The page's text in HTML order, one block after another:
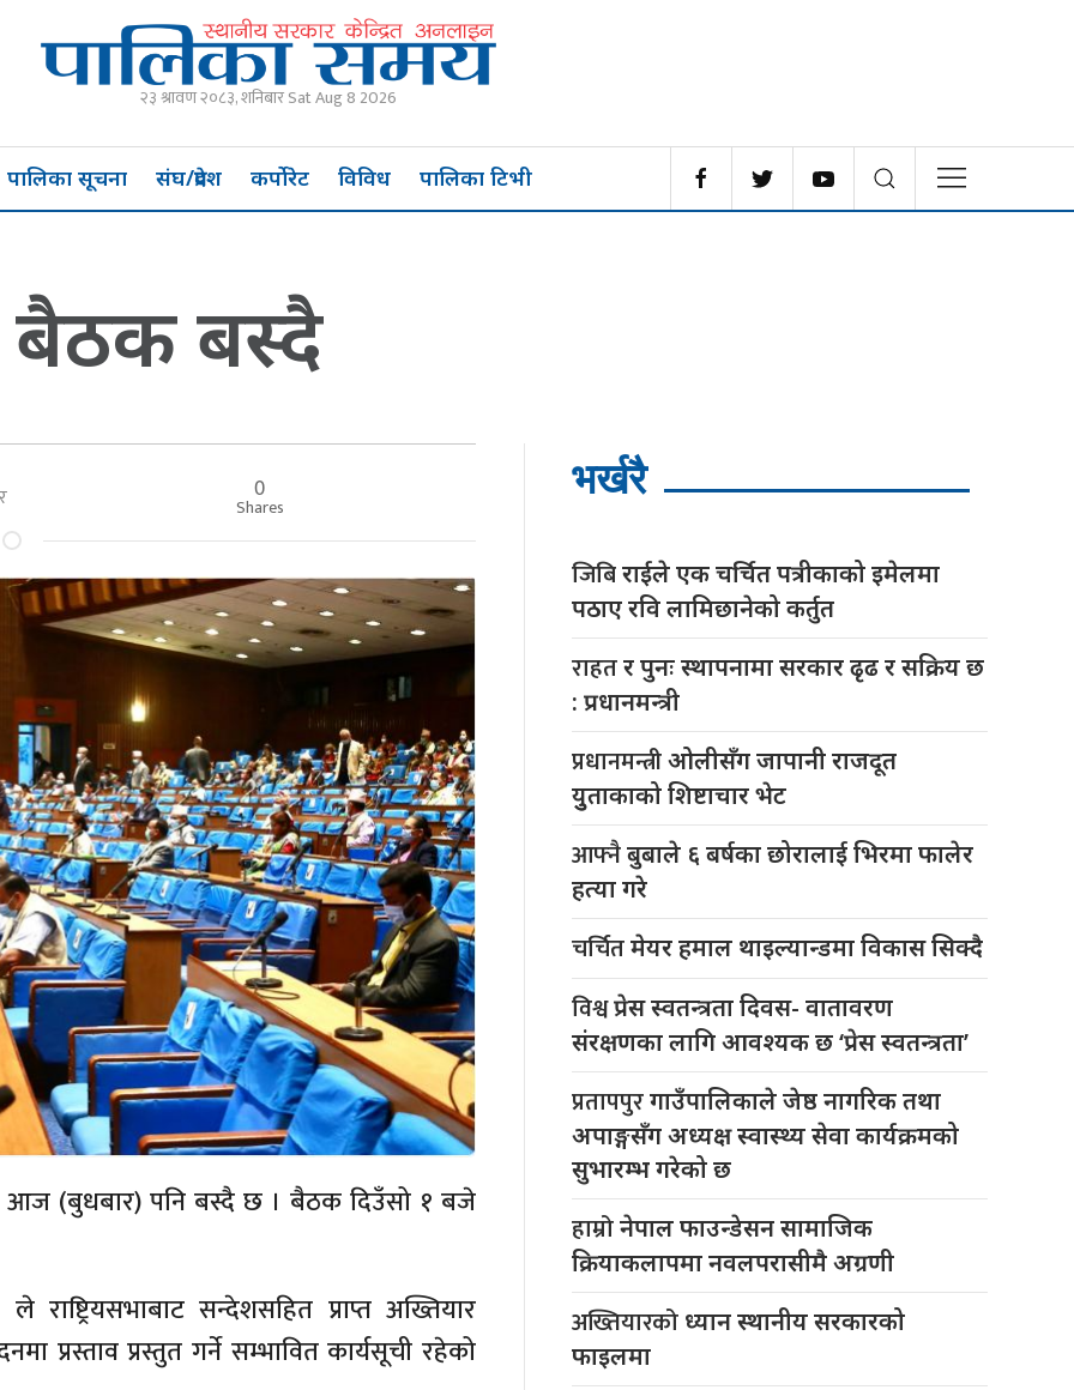
२३ श्रावण २०८३, शनिबार Sat Aug 8 2026
पालिका सूचना संघ/प्रदेश कर्पोरेट विविध पालिका टिभी
बैठक बस्दै
0
Shares
आज (बुधबार) पनि बस्दै छ । बैठक दिउँसो १ बजे
राष्ट्रियसभाबाट सन्देशसहित प्राप्त अख्तियार
प्रस्तुत गर्ने सम्भावित कार्यसूची रहेको
भर्खरै
जिबिराईले एक चर्चित पत्रीकाको इमेलमा
पठाए रवि लामिछानेको कर्तुत
राहतर पुनः स्थापनामा सरकार ढृढ र सक्रिय छ
: प्रधानमन्त्री
प्रधानमन्त्रीओलीसँग जापानी राजदूत
युुताकाको शिष्टाचार भेट
आफ्नैबुबाले ६ बर्षका छोरालाई भिरमा फालेर
हत्या गरे
चर्चितमेयर हमाल थाइल्यान्डमा विकास सिक्दै
विश्वप्रेस स्वतन्त्रता दिवस- वातावरण
संरक्षणका लागि आवश्यक छ ‘प्रेस स्वतन्त्रता’
प्रतापपुरगाउँपालिकाले जेष्ठ नागरिक तथा
अपाङ्गसँग अध्यक्ष स्वास्थ्य सेवा कार्यक्रमको
सुभारम्भ गरेको छ
हाम्रोनेपाल फाउन्डेसन सामाजिक
क्रियाकलापमा नवलपरासीमै अग्रणी
अख्तियारको ध्यान स्थानीय सरकारको
फाइलमा